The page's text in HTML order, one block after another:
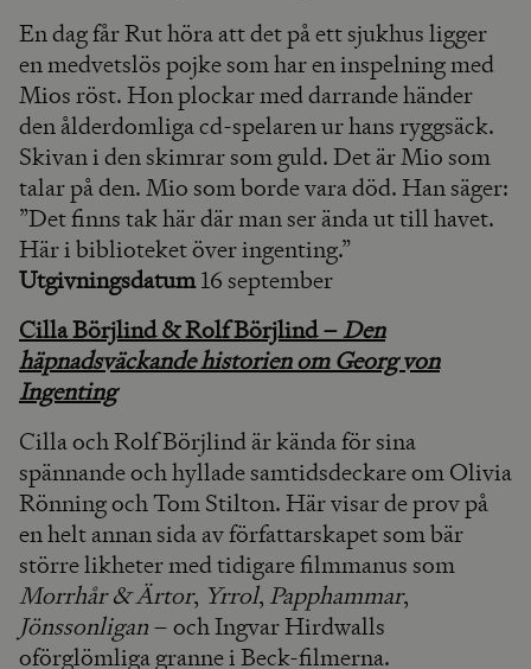
En dag får Rut höra att det på ett sjukhus ligger
en medvetslös pojke som har en inspelning med
Mios röst. Hon plockar med darrande händer
den ålderdomliga cd-spelaren ur hans ryggsäck.
Skivan i den skimrar som guld. Det är Mio som
talar på den. Mio som borde vara död. Han säger:
”Det finns tak här där man ser ända ut till havet.
Här i biblioteket över ingenting.”
Utgivningsdatum16 september
Cilla Börjlind & Rolf Börjlind –Den
häpnadsväckande historien om Georg von
Ingenting
Cilla och Rolf Börjlind är kända för sina
spännande och hyllade samtidsdeckare om Olivia
Rönning och Tom Stilton. Här visar de prov på
en helt annan sida av författarskapet som bär
större likheter med tidigare filmmanus som
Morrhår & Ärtor, Yrrol, Papphammar,
Jönssonligan – och Ingvar Hirdwalls
oförglömliga granne i Beck-filmerna.